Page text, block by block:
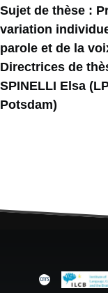
Sujet de thèse :
variation
parole et de la
Directrices de
SPINELLI Elsa
Potsdam)